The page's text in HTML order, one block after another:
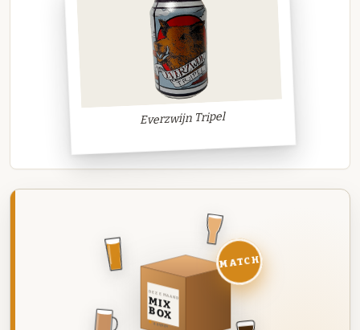
Everzwijn Tripel
DEZE MAAND
MIX
BOX
8 BIEREN
MATCH